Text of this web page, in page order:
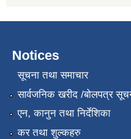
Notices
सूचना तथा समाचार
सार्वजनिक खरीद /बोलपत्र
एन, कानुन तथा निर्देशिका
कर तथा शुल्कहरु